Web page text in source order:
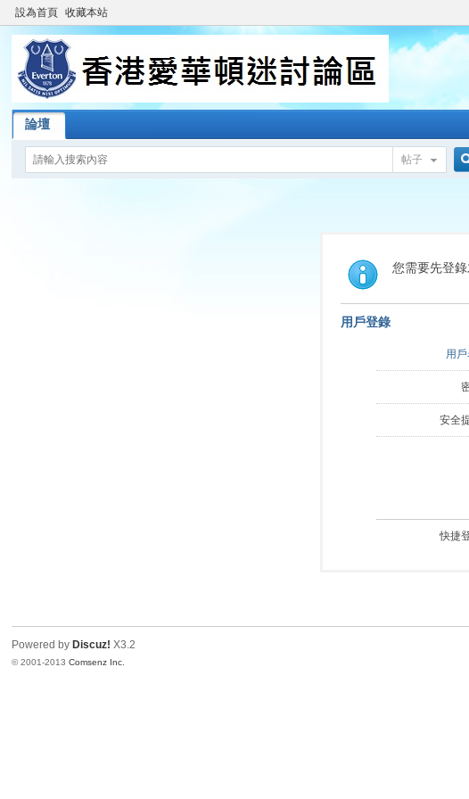
設為首頁 收藏本站
論壇
帖子
索
您需要先登
用戶登錄
用戶
安全
快捷
Powered by Discuz! X3.2
© 2001-2013Comsenz Inc.